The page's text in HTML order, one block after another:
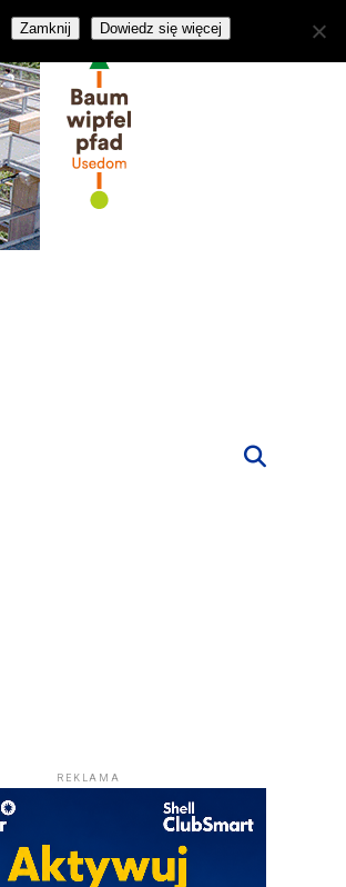
REKLAMA
Zamknij Dowiedz się więcej